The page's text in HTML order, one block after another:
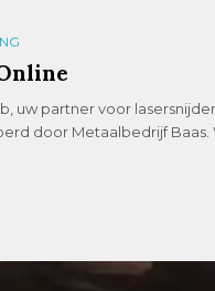
uw partner voor
door Metaalbedrijf Baas.